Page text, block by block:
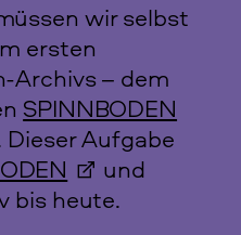
wir selbst
ersten
Archivs – dem
SPINNBODEN
Dieser Aufgabe
und
bis heute.